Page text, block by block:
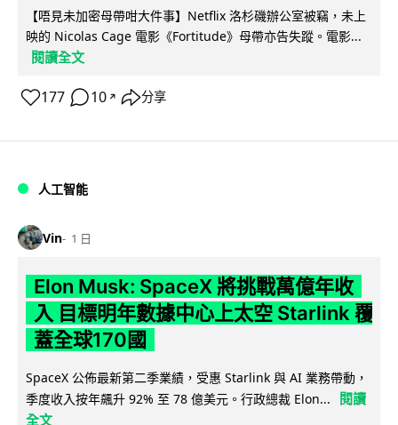
【唔見未加密母帶咁大件事】Netflix 洛杉磯辦公室被竊，未上
映的 Nicolas Cage 電影《Fortitude》母帶亦告失蹤。電影...
閱讀全文
177 10 ↗ 分享
人工智能
Vin 1 日
Elon Musk: SpaceX 將挑戰萬億年收
入 目標明年數據中心上太空 Starlink 覆
蓋全球170國
SpaceX 公佈最新第二季業績，受惠 Starlink 與 AI 業務帶動，
季度收入按年飆升 92% 至 78 億美元。行政總裁 Elon...
閱讀
全文